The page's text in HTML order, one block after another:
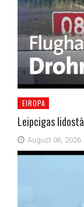
EIROPA
Leipcigas
August 06, 2026